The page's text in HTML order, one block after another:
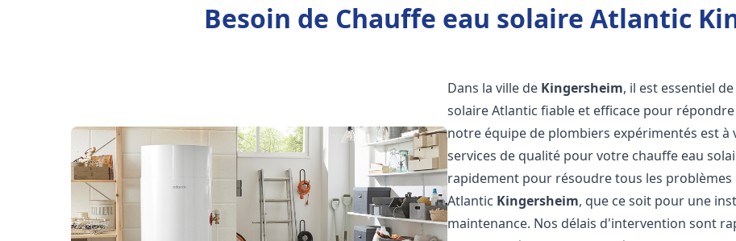
Besoin de Chauffe eau solaire Atlantic
Dans la ville de Kingersheim, il est essentiel
solaire Atlantic fiable et efficace pour
notre équipe de plombiers expérimentés est
services de qualité pour votre chauffe eau
rapidement pour résoudre tous les
Atlantic Kingersheim, que ce soit pour une
maintenance. Nos délais d'intervention sont